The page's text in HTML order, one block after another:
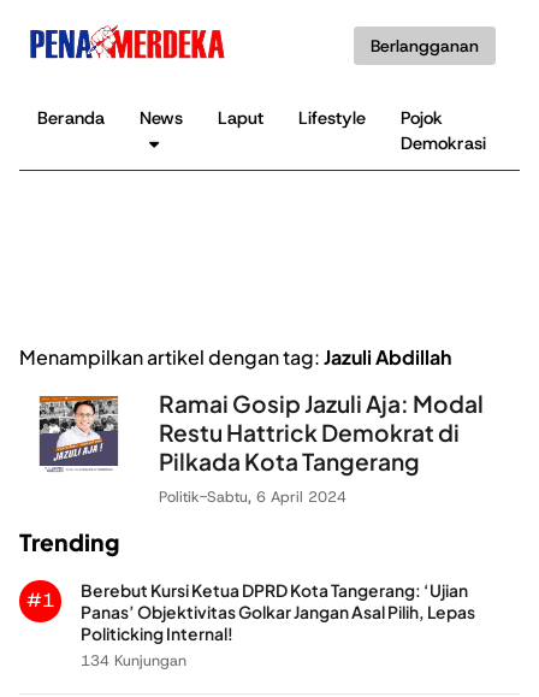
Berlangganan
Beranda News Laput Lifestyle
Pojok
Demokrasi
Menampilkan artikel dengan tag:Jazuli Abdillah
Ramai Gosip Jazuli Aja: Modal
Restu Hattrick Demokrat di
Pilkada Kota Tangerang
Politik-Sabtu, 6 April 2024
Trending
#1
Berebut Kursi Ketua DPRD Kota Tangerang: ‘Ujian
Panas’ Objektivitas Golkar Jangan Asal Pilih, Lepas
Politicking Internal!
134 Kunjungan